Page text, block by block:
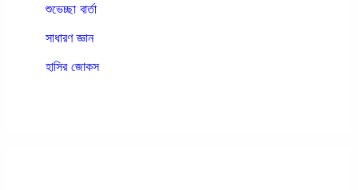
শুভেচ্ছা বার্তা
সাধারণ জ্ঞান
হাসির জোকস